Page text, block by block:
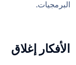
البرمجيات.
الأفكار إغلاق